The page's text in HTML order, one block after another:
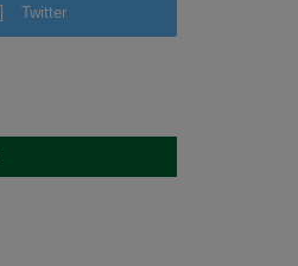
Twitter